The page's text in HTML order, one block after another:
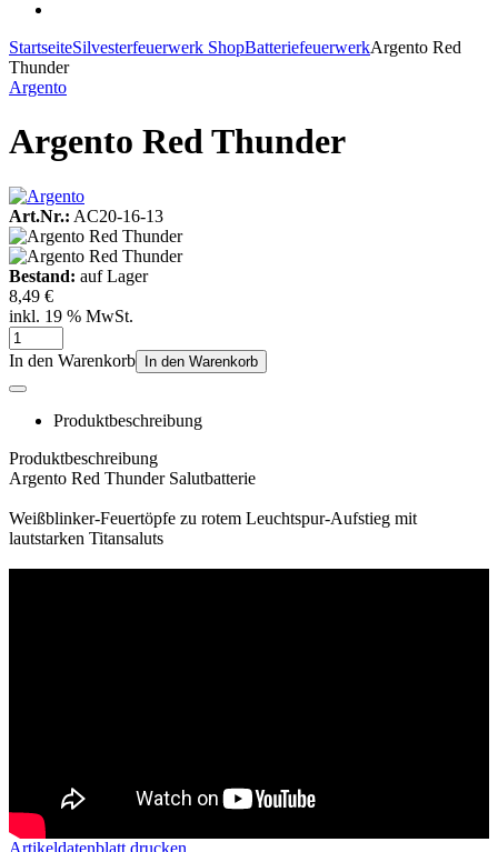
StartseiteSilvesterfeuerwerk ShopBatteriefeuerwerkArgento Red
Thunder
Argento
Argento Red Thunder
Art.Nr.: AC20-16-13
Bestand: auf Lager
8,49 €
inkl. 19 % MwSt.
In den Warenkorb In den Warenkorb
Produktbeschreibung
Produktbeschreibung
Argento Red Thunder Salutbatterie
Weißblinker-Feuertöpfe zu rotem Leuchtspur-Aufstieg mit
lautstarken Titansaluts
Artikeldatenblatt drucken